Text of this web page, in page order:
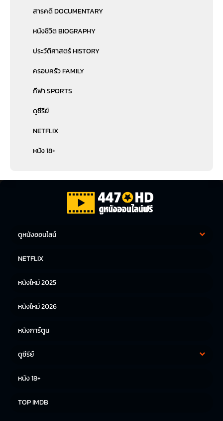
สารคดี DOCUMENTARY
หนังชีวิต BIOGRAPHY
ประวัติศาสตร์ HISTORY
ครอบครัว FAMILY
กีฬา SPORTS
ดูซีรีย์
NETFLIX
หนัง 18+
ดูหนังออนไลน์
หนังญี่ปุ่น
NETFLIX
หนังใหม่ 2025
หนังใหม่ 2026
หนังการ์ตูน
ดูซีรีย์
หนัง 18+
TOP IMDB